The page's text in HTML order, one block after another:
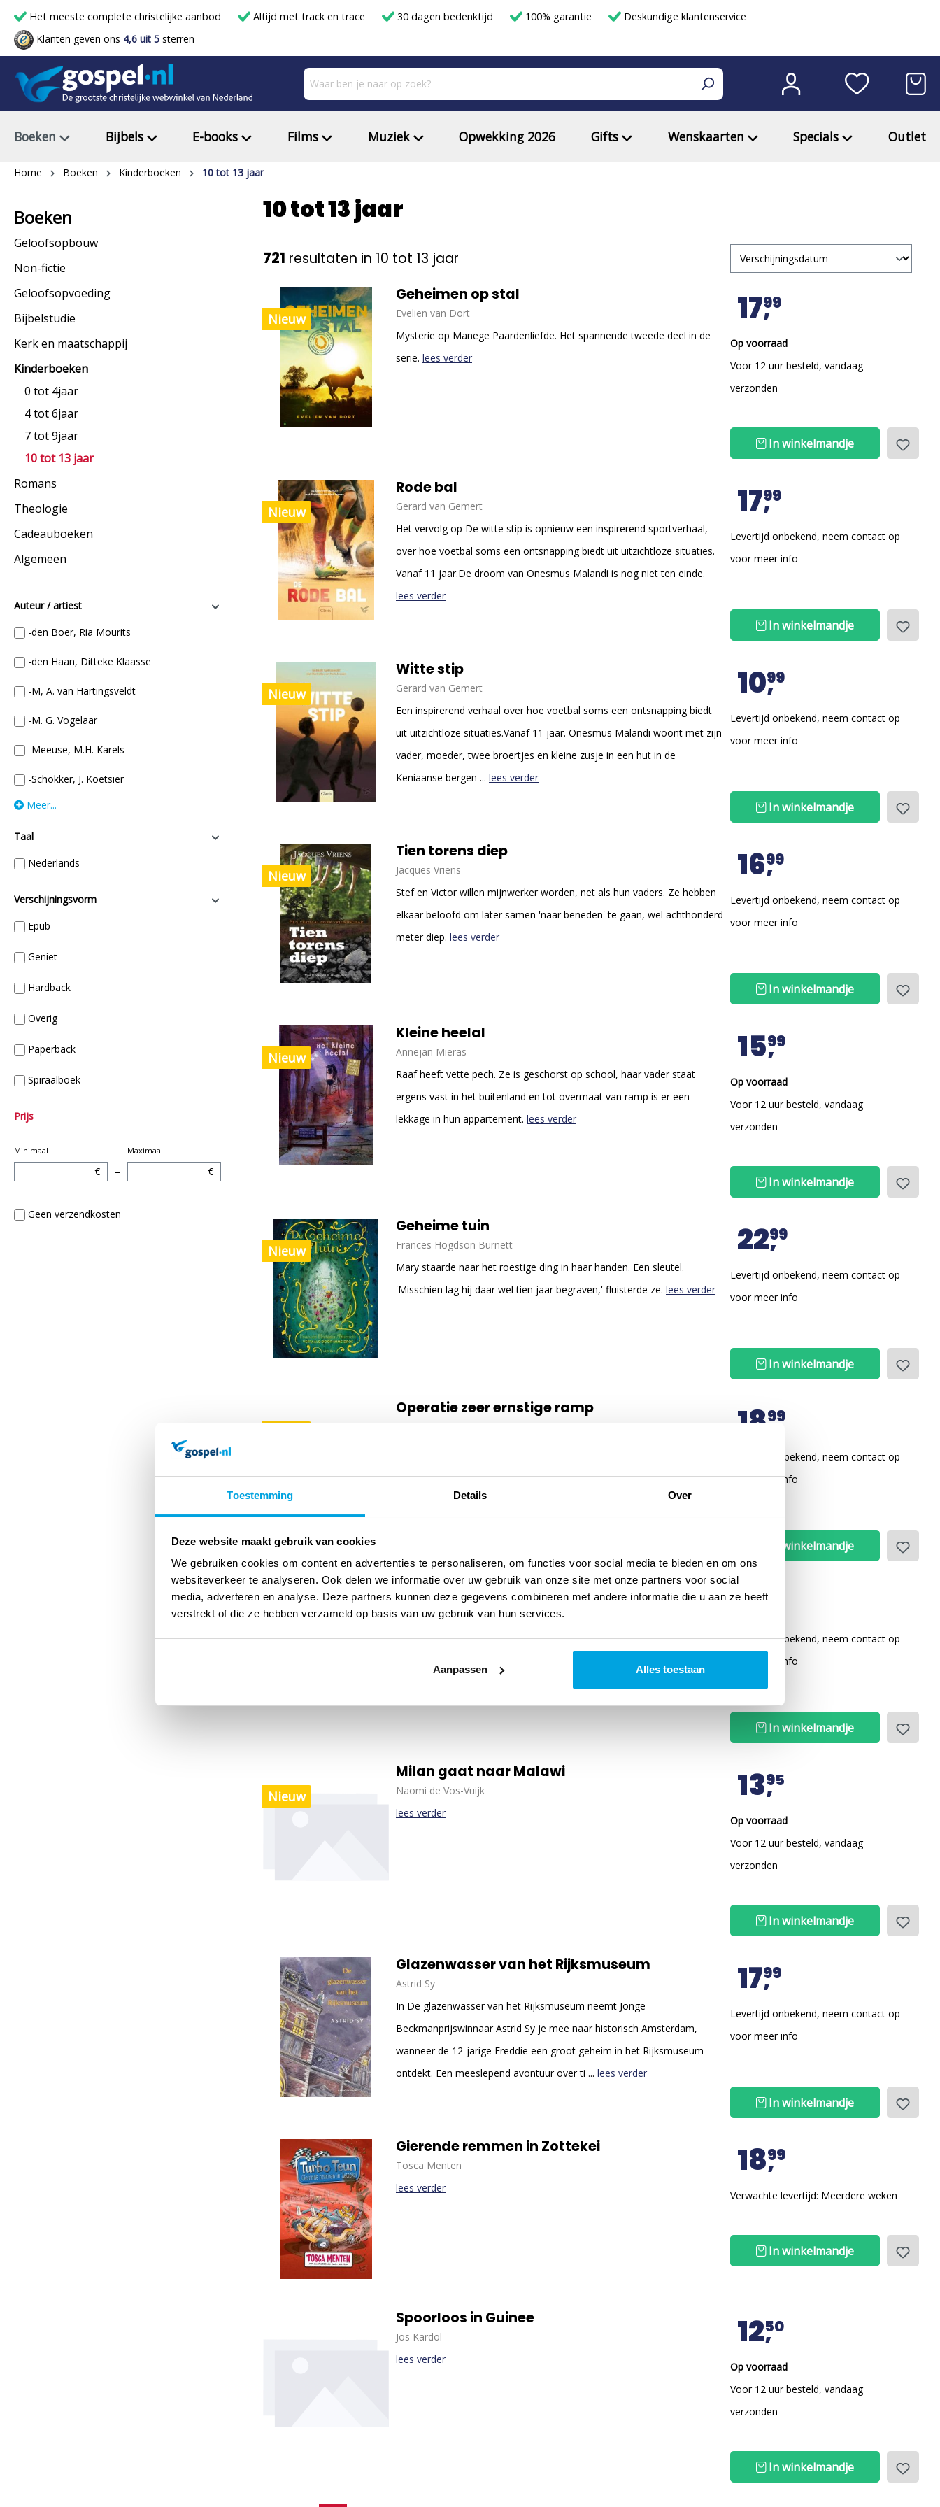
Toestemming Details Over
Deze website maakt gebruik van cookies
We gebruiken cookies om content en advertenties te personaliseren, om functies voor social media te bieden en om ons
websiteverkeer te analyseren. Ook delen we informatie over uw gebruik van onze site met onze partners voor social
media, adverteren en analyse. Deze partners kunnen deze gegevens combineren met andere informatie die u aan ze heeft
verstrekt of die ze hebben verzameld op basis van uw gebruik van hun services.
Aanpassen Alles toestaan
Het meeste complete christelijke aanbod Altijd met track en trace 30 dagen bedenktijd 100% garantie
Deskundige klantenservice
Klanten geven ons 4,6 uit 5 sterren
Boeken Bijbels E-books Films Muziek Opwekking 2026 Gifts Wenskaarten Specials Outlet
Home Boeken Kinderboeken 10 tot 13 jaar
Boeken
Geloofsopbouw
Non-fictie
Geloofsopvoeding
Bijbelstudie
Kerk en maatschappij
Kinderboeken
0 tot 4jaar
4 tot 6jaar
7 tot 9jaar
10 tot 13 jaar
Romans
Theologie
Cadeauboeken
Algemeen
Auteur / artiest
-den Boer, Ria Mourits
-den Haan, Ditteke Klaasse
-M, A. van Hartingsveldt
-M. G. Vogelaar
-Meeuse, M.H. Karels
-Schokker, J. Koetsier
Meer...
Taal
Nederlands
Verschijningsvorm
Epub
Geniet
Hardback
Overig
Paperback
Spiraalboek
Prijs
Minimaal
€ –
Maximaal
€
Geen verzendkosten
10 tot 13 jaar
721 resultaten in 10 tot 13 jaar
Nieuw
Geheimen op stal
Evelien van Dort
Mysterie op Manege Paardenliefde. Het spannende tweede deel in de
serie. lees verder
1799
Op voorraad
Voor 12 uur besteld, vandaag
verzonden
In winkelmandje
Nieuw
Rode bal
Gerard van Gemert
Het vervolg op De witte stip is opnieuw een inspirerend sportverhaal,
over hoe voetbal soms een ontsnapping biedt uit uitzichtloze situaties.
Vanaf 11 jaar.De droom van Onesmus Malandi is nog niet ten einde.
lees verder
1799
Levertijd onbekend, neem contact op
voor meer info
In winkelmandje
Nieuw
Witte stip
Gerard van Gemert
Een inspirerend verhaal over hoe voetbal soms een ontsnapping biedt
uit uitzichtloze situaties.Vanaf 11 jaar. Onesmus Malandi woont met zijn
vader, moeder, twee broertjes en kleine zusje in een hut in de
Keniaanse bergen ... lees verder
1099
Levertijd onbekend, neem contact op
voor meer info
In winkelmandje
Nieuw
Tien torens diep
Jacques Vriens
Stef en Victor willen mijnwerker worden, net als hun vaders. Ze hebben
elkaar beloofd om later samen 'naar beneden' te gaan, wel achthonderd
meter diep. lees verder
1699
Levertijd onbekend, neem contact op
voor meer info
In winkelmandje
Nieuw
Kleine heelal
Annejan Mieras
Raaf heeft vette pech. Ze is geschorst op school, haar vader staat
ergens vast in het buitenland en tot overmaat van ramp is er een
lekkage in hun appartement. lees verder
1599
Op voorraad
Voor 12 uur besteld, vandaag
verzonden
In winkelmandje
Nieuw
Geheime tuin
Frances Hogdson Burnett
Mary staarde naar het roestige ding in haar handen. Een sleutel.
'Misschien lag hij daar wel tien jaar begraven,' fluisterde ze. lees verder
2299
Levertijd onbekend, neem contact op
voor meer info
In winkelmandje
Operatie zeer ernstige ramp 1899
Levertijd onbekend, neem contact op
voor meer info
In winkelmandje
Nieuw
De schoolpleindetectives en de sleutel v
Julie de Graaf
1399
Levertijd onbekend, neem contact op
voor meer info
In winkelmandje
Nieuw
Milan gaat naar Malawi
Naomi de Vos-Vuijk
lees verder
1395
Op voorraad
Voor 12 uur besteld, vandaag
verzonden
In winkelmandje
Glazenwasser van het Rijksmuseum
Astrid Sy
In De glazenwasser van het Rijksmuseum neemt Jonge
Beckmanprijswinnaar Astrid Sy je mee naar historisch Amsterdam,
wanneer de 12-jarige Freddie een groot geheim in het Rijksmuseum
ontdekt. Een meeslepend avontuur over ti ... lees verder
1799
Levertijd onbekend, neem contact op
voor meer info
In winkelmandje
Gierende remmen in Zottekei
Tosca Menten
lees verder
1899
Verwachte levertijd: Meerdere weken
In winkelmandje
Spoorloos in Guinee
Jos Kardol
lees verder
1250
Op voorraad
Voor 12 uur besteld, vandaag
verzonden
In winkelmandje